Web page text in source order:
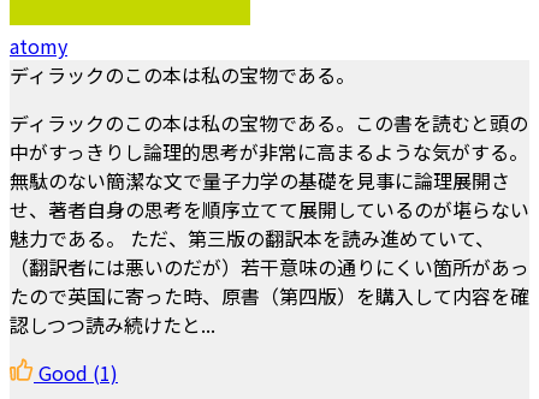
atomy
ディラックのこの本は私の宝物である。
ディラックのこの本は私の宝物である。この書を読むと頭の
中がすっきりし論理的思考が非常に高まるような気がする。
無駄のない簡潔な文で量子力学の基礎を見事に論理展開さ
せ、著者自身の思考を順序立てて展開しているのが堪らない
魅力である。 ただ、第三版の翻訳本を読み進めていて、
（翻訳者には悪いのだが）若干意味の通りにくい箇所があっ
たので英国に寄った時、原書（第四版）を購入して内容を確
認しつつ読み続けたと...
Good (1)